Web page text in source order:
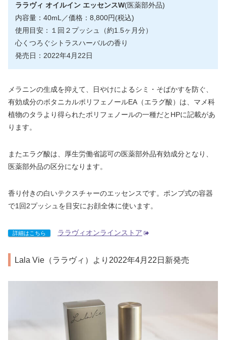
ララヴィ オイルイン エッセンスW(医薬部外品)
内容量：40mL／価格：8,800円(税込)
使用目安：１回２プッシュ（約1.5ヶ月分）
心くつろぐシトラスハーバルの香り
発売日：2022年4月22日
メラニンの生成を抑えて、日やけによるシミ・そばかすを防ぐ、
有効成分のボタニカルポリフェノールEA（エラグ酸）は、マメ科
植物のタラより得られたポリフェノールの一種だとHPに記載があ
ります。
またエラグ酸は、厚生労働省認可の医薬部外品有効成分となり、
医薬部外品の区分になります。
香り付きの白いテクスチャーのエッセンスです。ポンプ式の容器
で1回2プッシュを目安にお顔全体に使います。
詳細はこちら ララヴィオンラインストア
Lala Vie（ララヴィ）より2022年4月22日新発売